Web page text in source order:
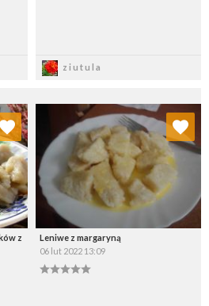
ziutula
z
Leniwe z margaryną
06 lut 2022 13:09
Dodaj do ulubionych
Wybierz listę: